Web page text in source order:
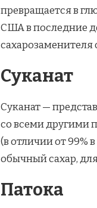
превращается в
США в последние
Суканат
Суканат —
со всеми другими
(в отличии от 99%
обычный сахар,
Патока